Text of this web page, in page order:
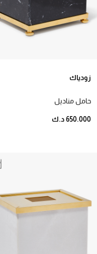
حامل مناديل
زودياك
650.000 د.ك